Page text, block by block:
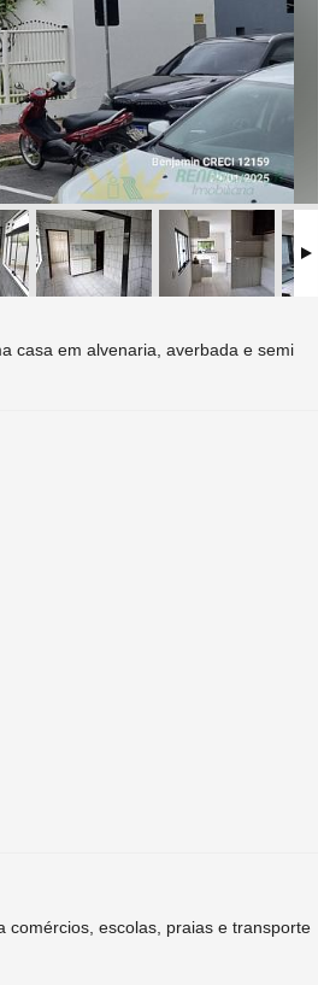
casa em alvenaria, averbada e semi
comércios, escolas, praias e transporte